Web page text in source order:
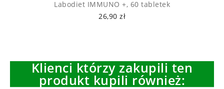
Labodiet IMMUNO +, 60 tabletek
26,90 zł
Klienci którzy zakupili ten
produkt kupili również: